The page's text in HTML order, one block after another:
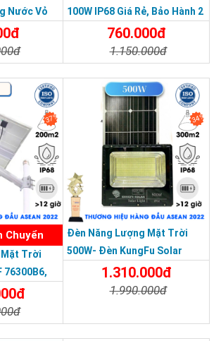
HIỆU HÀNG ĐẦU ASEAN 2022
Nước Vỏ
100W IP68 Giá Rẻ, Bảo Hành 2
760.000đ
1.150.000đ
37%
Chuyển
Trời
76300B6,
34%
Đèn Năng Lượng Mặt Trời
500W- Đèn KungFu Solar
Năng Lượng Mặt Trời 500W,IP
67 Loại Lớn
1.310.000đ
1.990.000đ